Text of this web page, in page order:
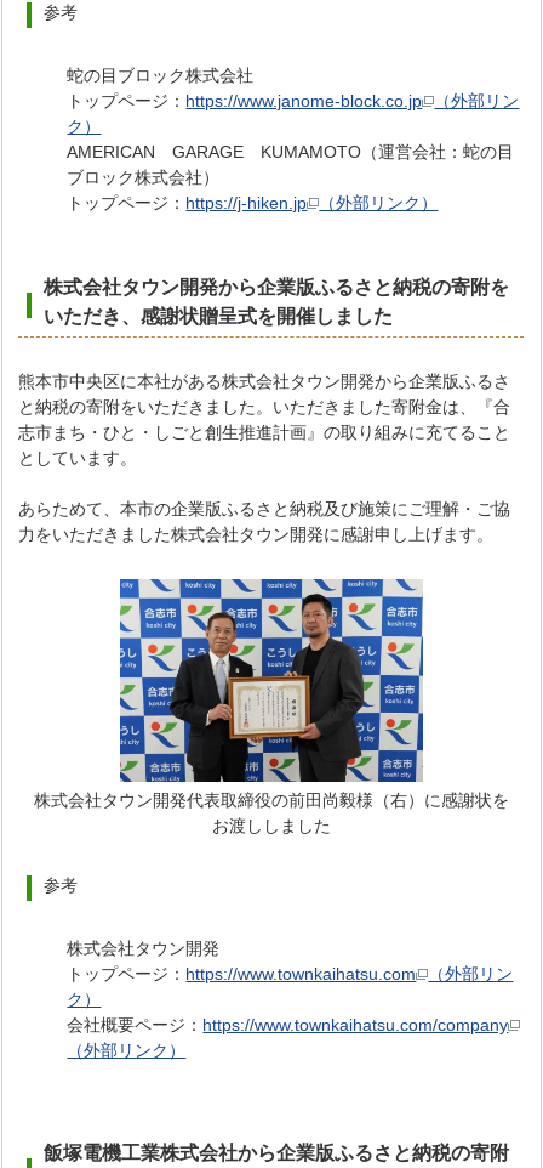
参考
蛇の目ブロック株式会社
トップページ： https://www.janome-block.co.jp
（外部リン
ク）
AMERICAN GARAGE KUMAMOTO（運営会社：蛇の目
ブロック株式会社）
トップページ： https://j-hiken.jp （外部リンク）
株式会社タウン開発から企業版ふるさと納税の寄附を
いただき、感謝状贈呈式を開催しました
熊本市中央区に本社がある株式会社タウン開発から企業版ふるさ
と納税の寄附をいただきました。いただきました寄附金は、『合
志市まち・ひと・しごと創生推進計画』の取り組みに充てること
としています。
あらためて、本市の企業版ふるさと納税及び施策にご理解・ご協
力をいただきました株式会社タウン開発に感謝申し上げます。
株式会社タウン開発代表取締役の前田尚毅様（右）に感謝状を
お渡ししました
参考
株式会社タウン開発
トップページ： https://www.townkaihatsu.com
（外部リン
ク）
会社概要ページ： https://www.townkaihatsu.com/company
（外部リンク）
飯塚電機工業株式会社から企業版ふるさと納税の寄附